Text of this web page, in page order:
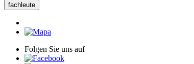
fachleute
Folgen Sie uns auf